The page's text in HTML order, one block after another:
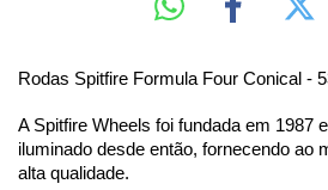
Rodas Spitfire Formula Four Conical -
A Spitfire Wheels foi fundada em 1987
iluminado desde então, fornecendo ao
alta qualidade.